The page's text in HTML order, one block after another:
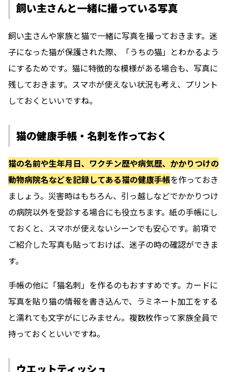
飼い主さんと一緒に撮っている写真
飼い主さんや家族と猫で一緒に写真を撮っておきます。迷
子になった猫が保護された際、「うちの猫」とわかるよう
にするためです。猫に特徴的な模様がある場合も、写真に
残しておきます。スマホが使えない状況も考え、プリント
しておくといいですね。
猫の健康手帳・名刺を作っておく
猫の名前や生年月日、ワクチン歴や病気歴、かかりつけの
動物病院名などを記録してある猫の健康手帳を作っておき
ましょう。災害時はもちろん、引っ越しなどでかかりつけ
の病院以外を受診する場合にも役立ちます。紙の手帳にし
ておくと、スマホが使えないシーンでも安心です。前項で
ご紹介した写真も貼っておけば、迷子の時の確認ができま
す。
手帳の他に「猫名刺」を作るのもおすすめです。カードに
写真を貼り猫の情報を書き込んで、ラミネート加工をする
と濡れても文字がにじみません。複数枚作って家族全員で
持っておくといいですね。
ウエットティッシュ